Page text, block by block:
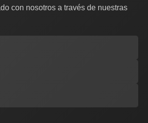
con nosotros a través de nuestras